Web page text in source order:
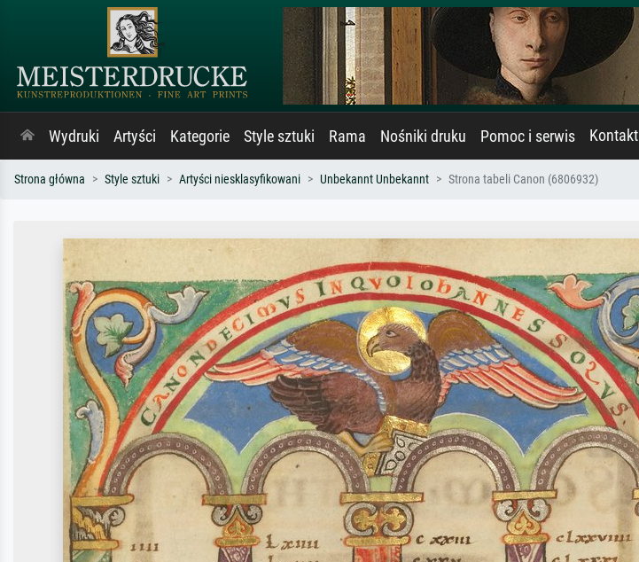
Wydruki Artyści Kategorie Style sztuki Rama Nośniki druku Pomoc i serwis Kontakt
Strona główna Style sztuki Artyści niesklasyfikowani Unbekannt Unbekannt Strona tabeli Canon (6806932)